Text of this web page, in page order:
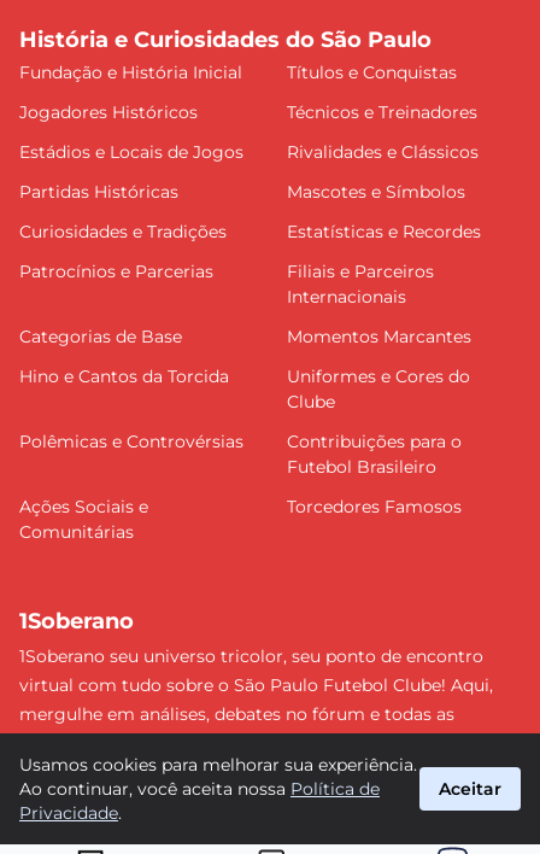
História e Curiosidades do São Paulo
Fundação e História Inicial
Títulos e Conquistas
Jogadores Históricos
Técnicos e Treinadores
Estádios e Locais de Jogos
Rivalidades e Clássicos
Partidas Históricas
Mascotes e Símbolos
Curiosidades e Tradições
Estatísticas e Recordes
Patrocínios e Parcerias
Filiais e Parceiros
Internacionais
Categorias de Base
Momentos Marcantes
Hino e Cantos da Torcida
Uniformes e Cores do
Clube
Polêmicas e Controvérsias
Contribuições para o
Futebol Brasileiro
Ações Sociais e
Comunitárias
Torcedores Famosos
1Soberano
1Soberano seu universo tricolor, seu ponto de encontro
virtual com tudo sobre o São Paulo Futebol Clube! Aqui,
mergulhe em análises, debates no fórum e todas as
detalhe e faça parte dessa comunidade apaixonada pelo
tricolor paulista. #SPFC #SãoPaulo #1Soberano
Usamos cookies para melhorar sua experiência.
Ao continuar, você aceita nossa Política de
Privacidade.
Aceitar